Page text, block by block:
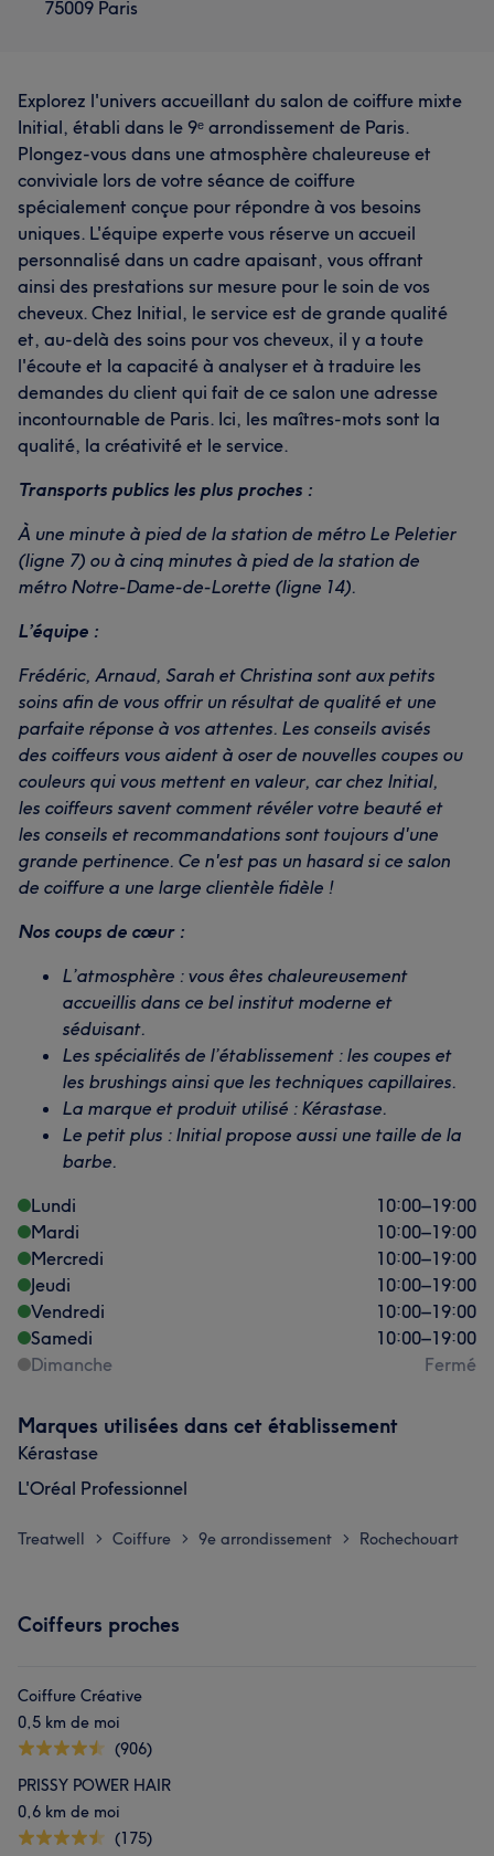
75009 Paris
Explorez l'univers accueillant du salon de coiffure mixte
Initial, établi dans le 9ᵉ arrondissement de Paris.
Plongez-vous dans une atmosphère chaleureuse et
conviviale lors de votre séance de coiffure
spécialement conçue pour répondre à vos besoins
uniques. L'équipe experte vous réserve un accueil
personnalisé dans un cadre apaisant, vous offrant
ainsi des prestations sur mesure pour le soin de vos
cheveux. Chez Initial, le service est de grande qualité
et, au-delà des soins pour vos cheveux, il y a toute
l'écoute et la capacité à analyser et à traduire les
demandes du client qui fait de ce salon une adresse
incontournable de Paris. Ici, les maîtres-mots sont la
qualité, la créativité et le service.
Transports publics les plus proches :
À une minute à pied de la station de métro Le Peletier
(ligne 7) ou à cinq minutes à pied de la station de
métro Notre-Dame-de-Lorette (ligne 14).
L’équipe :
Frédéric, Arnaud, Sarah et Christina sont aux petits
soins afin de vous offrir un résultat de qualité et une
parfaite réponse à vos attentes. Les conseils avisés
des coiffeurs vous aident à oser de nouvelles coupes ou
couleurs qui vous mettent en valeur, car chez Initial,
les coiffeurs savent comment révéler votre beauté et
les conseils et recommandations sont toujours d'une
grande pertinence. Ce n'est pas un hasard si ce salon
de coiffure a une large clientèle fidèle !
Nos coups de cœur :
L’atmosphère : vous êtes chaleureusement
accueillis dans ce bel institut moderne et
séduisant.
Les spécialités de l’établissement : les coupes et
les brushings ainsi que les techniques capillaires.
La marque et produit utilisé : Kérastase.
Le petit plus : Initial propose aussi une taille de la
barbe.
Lundi
10:00–19:00
Mardi
10:00–19:00
Mercredi
10:00–19:00
Jeudi
10:00–19:00
Vendredi
10:00–19:00
Samedi
10:00–19:00
Dimanche
Fermé
Marques utilisées dans cet établissement
Kérastase
L'Oréal Professionnel
Treatwell > Coiffure > 9e arrondissement > Rochechouart
Coiffeurs proches
Coiffure Créative
0,5 km de moi
(906)
PRISSY POWER HAIR
0,6 km de moi
(175)